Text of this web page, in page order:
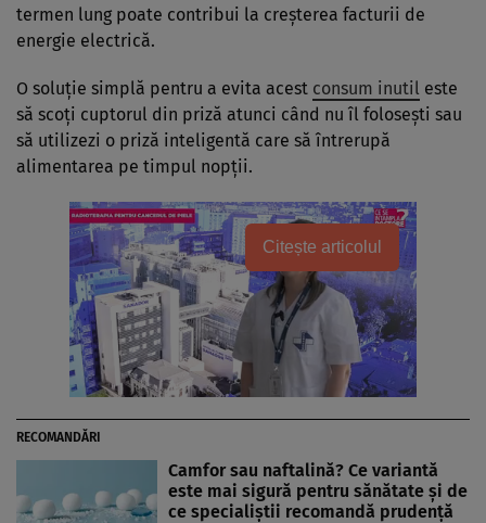
termen lung poate contribui la creșterea facturii de
energie electrică.
O soluție simplă pentru a evita acest consum inutil este
să scoți cuptorul din priză atunci când nu îl folosești sau
să utilizezi o priză inteligentă care să întrerupă
alimentarea pe timpul nopții.
Citește articolul
RECOMANDĂRI
Camfor sau naftalină? Ce variantă
este mai sigură pentru sănătate și de
ce specialiștii recomandă prudență